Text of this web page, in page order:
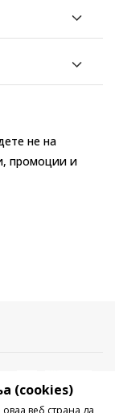
не на
промоции и
(cookies)
веб страна да